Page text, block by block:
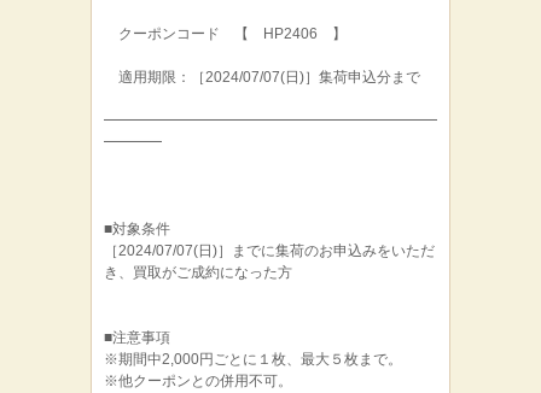
クーポンコード 【 HP2406 】
適用期限：［2024/07/07(日)］集荷申込分まで
━━━━━━━━━━━━━━━━━━━━━━━
━━━━
■対象条件
［2024/07/07(日)］までに集荷のお申込みをいただ
き、買取がご成約になった方
■注意事項
※期間中2,000円ごとに１枚、最大５枚まで。
※他クーポンとの併用不可。